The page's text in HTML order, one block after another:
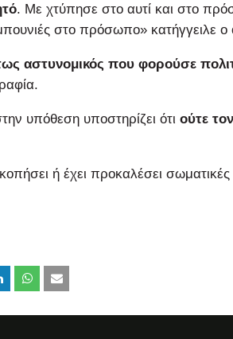
. Με χτύπησε στο αυτί και στο
στο πρόσωπο» κατήγγειλε ο
αστυνομικός που φορούσε
υπόθεση υποστηρίζει ότι ούτε
ή έχει προκαλέσει